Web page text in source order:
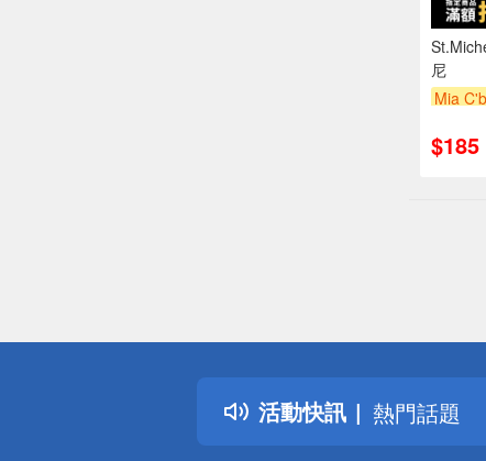
尼
Mia
$185
活動快訊
詐騙網頁
得獎公告
熱門話題
銀行優惠